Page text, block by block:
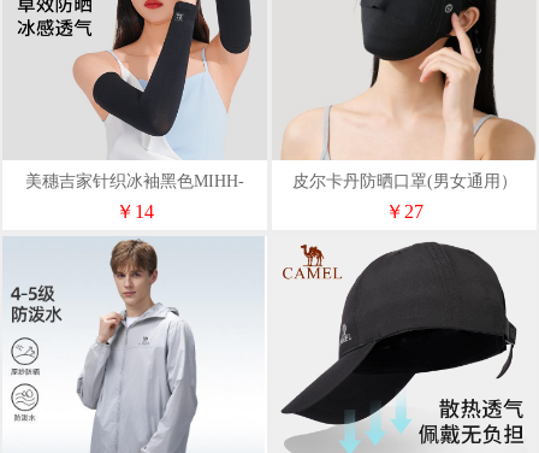
美穗吉家针织冰袖黑色MIHH-
2408091
￥14
皮尔卡丹防晒口罩(男女通用）
652099360
￥27